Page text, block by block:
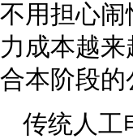
不用担心
力成本越
合本阶段的
传统人工